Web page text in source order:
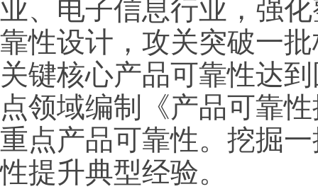
业、电子信息行业，强
靠性设计，攻关突破一
关键核心产品可靠性达
点领域编制《产品可靠
重点产品可靠性。挖掘
性提升典型经验。